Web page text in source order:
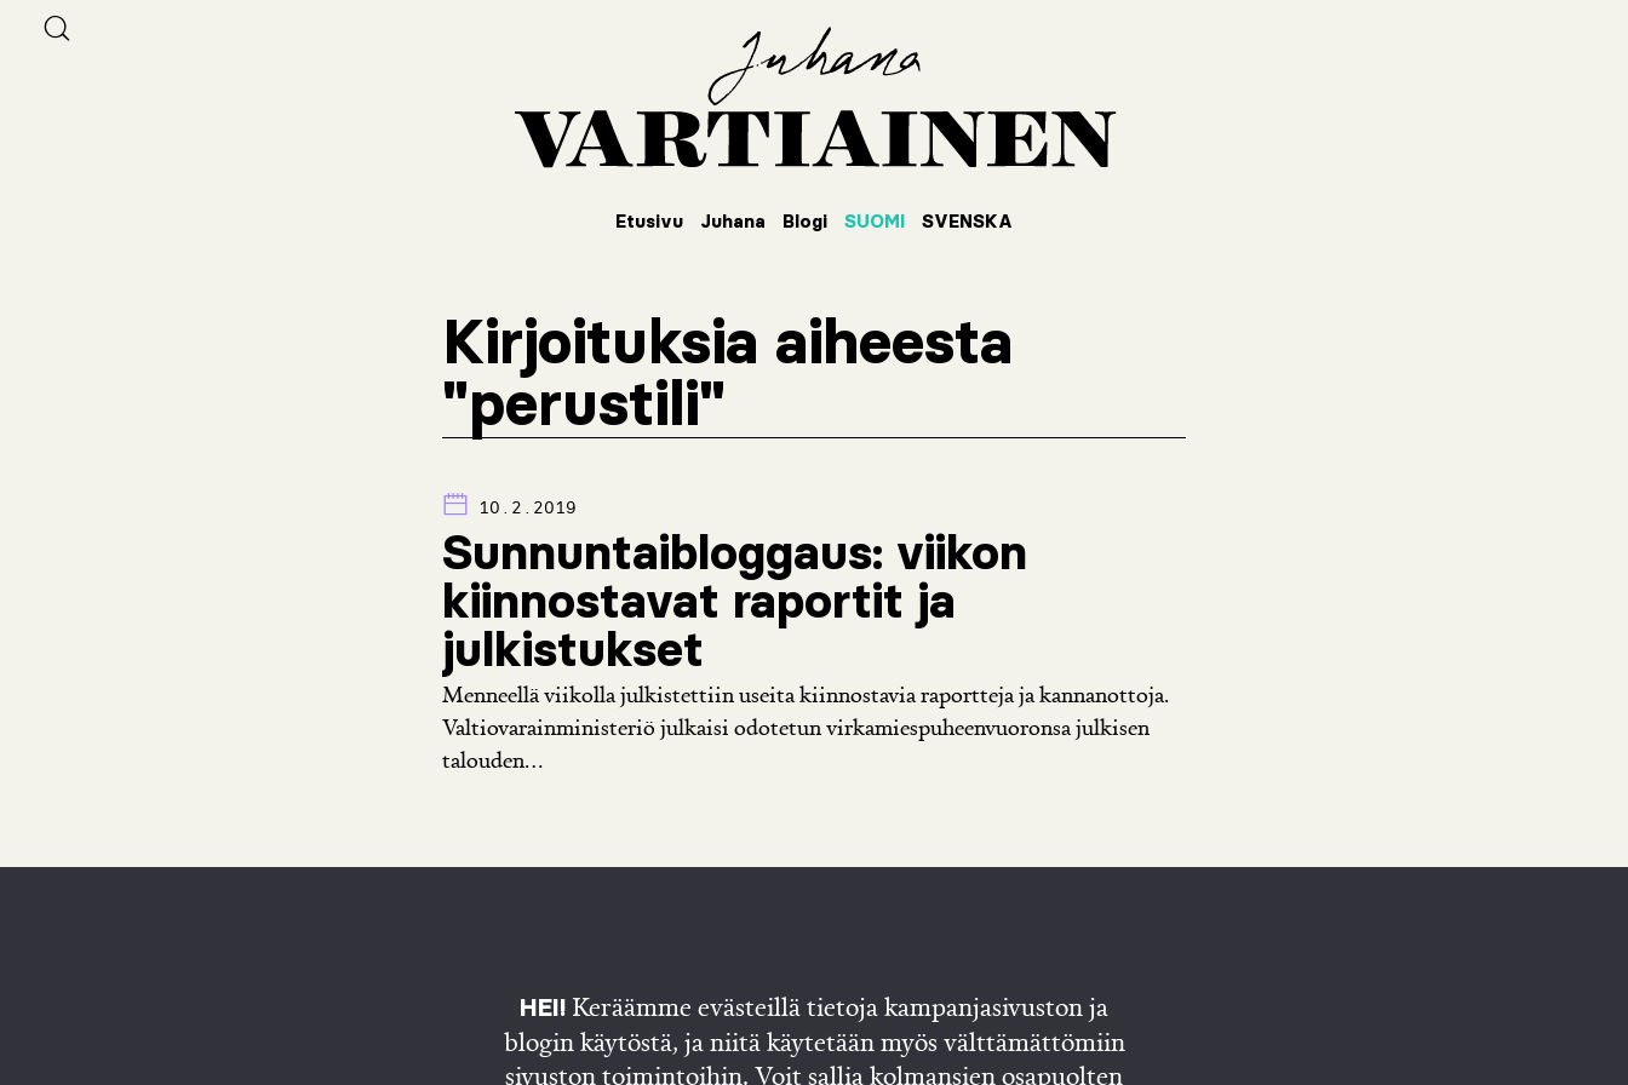
Etusivu Juhana Blogi SUOMI SVENSKA
Kirjoituksia aiheesta
"perustili"
10.2.2019
Sunnuntaibloggaus: viikon
kiinnostavat raportit ja
julkistukset
Menneellä viikolla julkistettiin useita kiinnostavia raportteja ja kannanottoja.
Valtiovarainministeriö julkaisi odotetun virkamiespuheenvuoronsa julkisen
talouden...
HEI! Keräämme evästeillä tietoja kampanjasivuston ja
blogin käytöstä, ja niitä käytetään myös välttämättömiin
sivuston toimintoihin. Voit sallia kolmansien osapuolten